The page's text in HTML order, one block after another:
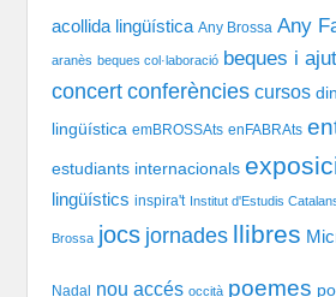
acollida lingüística Any Brossa Any
aranès beques col·laboració beques i
concert conferències cursos
lingüística emBROSSAts enFABRAts
estudiants internacionals
lingüístics inspira't Institut d'Estudis
Brossa jocs jornades llibres
Nadal nou accés occità poemes